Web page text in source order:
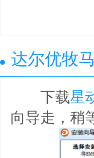
达尔优牧
下载星
向导走，稍